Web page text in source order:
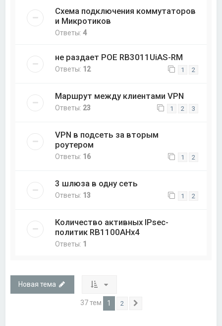
Схема подключения коммутаторов
и Микротиков
Ответы:4
не раздает POE RB3011UiAS-RM
Ответы: 12 1 2
Маршрут между клиентами VPN
Ответы: 23 1 2 3
VPN в подсеть за вторым
роутером
Ответы: 16 1 2
3 шлюза в одну сеть
Ответы: 13 1 2
Количество активных IPsec-
политик RB1100AHx4
Ответы: 1
Новая тема
37 тем 1 2